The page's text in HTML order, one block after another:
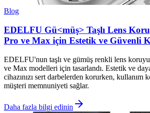
Blog
EDELFU Gü<müş> Taşlı Lens
Pro ve Max için Estetik ve Güvenli
EDELFU'nun taşlı ve gümüş renkli lens
ve Max modelleri için tasarlandı. Estetik ve
cihazınızı sert darbelerden korurken, kullanım
müşteri memnuniyeti sağlar.
Daha fazla bilgi edinin